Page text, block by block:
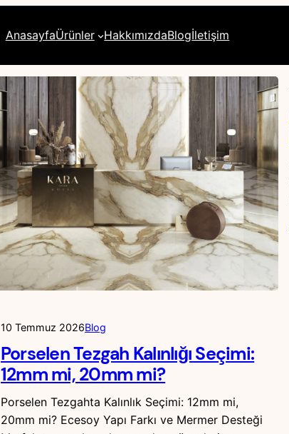
AnasayfaÜrünler HakkımızdaBlogİletişim
10 Temmuz 2026Blog
Porselen Tezgah Kalınlığı Seçimi:
12mm mi, 20mm mi?
Porselen Tezgahta Kalınlık Seçimi: 12mm mi,
20mm mi? Ecesoy Yapı Farkı ve Mermer Desteği